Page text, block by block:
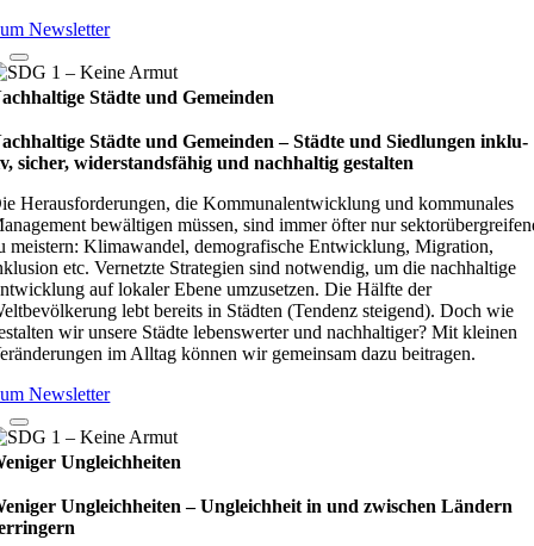
Newsletter
Städte und Gemeinden
Städte und Gemeinden – Städte und Sied­lun­gen inklu­
sicher, wider­stands­fä­hig und nach­hal­tig gestal­ten
Herausforderungen, die Kommunalentwicklung und kommunales
bewältigen müssen, sind immer öfter nur
meistern: Klimawandel, demografische Entwicklung, Migration,
etc. Vernetzte Strategien sind notwendig, um die nachhaltige
auf lokaler Ebene umzusetzen. Die Hälfte der
lebt bereits in Städten (Tendenz steigend). Doch wie
wir unsere Städte lebenswerter und nachhaltiger? Mit kleinen
im Alltag können wir gemeinsam dazu beitragen.
Newsletter
Ungleichheiten
Ungleichheiten – Ungleich­heit in und zwi­schen Län­dern